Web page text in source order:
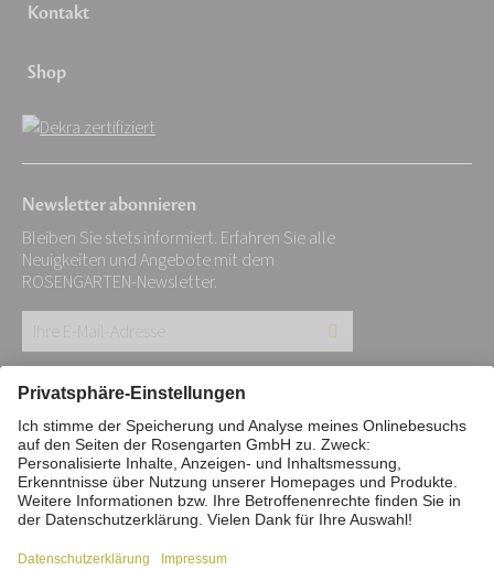
Kontakt
Shop
Newsletter abonnieren
Bleiben Sie stets informiert. Erfahren Sie alle
Neuigkeiten und Angebote mit dem
ROSENGARTEN-Newsletter.
E-
Mail-
Adresse:
*
Impressum Datenschutz
Stiftung
Interne Meldestelle
Zahlungsmittel
Barrierefreiheitserklärung
Vertrag widerrufen